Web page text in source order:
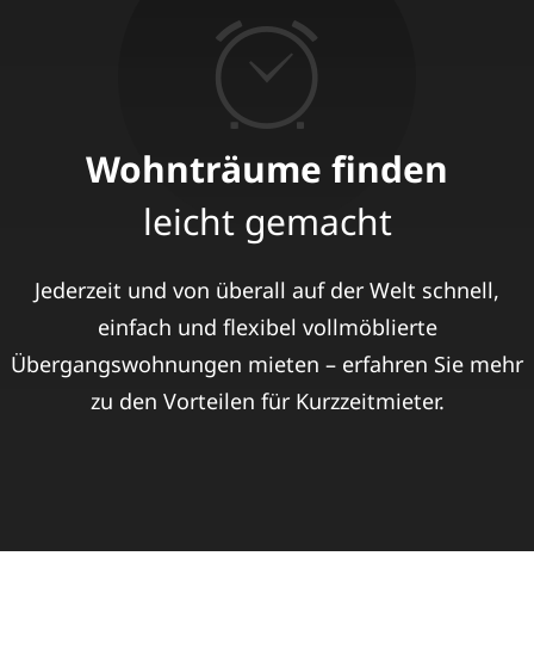
Wohnträume finden
leicht gemacht
Jederzeit und von überall auf der Welt schnell,
einfach und flexibel vollmöblierte
Übergangswohnungen mieten – erfahren Sie mehr
zu den Vorteilen für Kurzzeitmieter.